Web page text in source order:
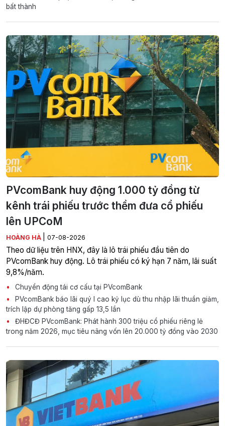
bất thành
PVcomBank huy động 1.000 tỷ đồng từ
kênh trái phiếu trước thềm đưa cổ phiếu
lên UPCoM
HOÀNG HÀ 07-08-2026
Theo dữ liệu trên HNX, đây là lô trái phiếu đầu tiên do
PVcomBank huy động. Lô trái phiếu có ký hạn 7 năm, lãi suất
9,8%/năm.
Chuyển động tái cơ cấu tại PVcomBank
PVcomBank báo lãi quý I cao kỷ lục dù thu nhập lãi thuần giảm,
trích lập dự phòng tăng gấp 13,5 lần
ĐHĐCĐ PVcomBank: Phát hành 300 triệu cổ phiếu riêng lẻ
trong năm 2026, mục tiêu nâng vốn lên 20.000 tỷ đồng vào 2030